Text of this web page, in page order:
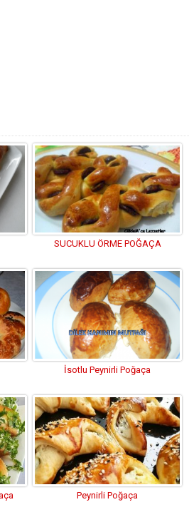
SUCUKLU ÖRME POĞAÇA
İsotlu Peynirli Poğaça
Peynirli Poğaça